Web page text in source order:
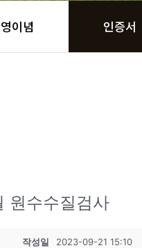
이념 인증서
원수수질검사
작성일 2023-09-21 15:10